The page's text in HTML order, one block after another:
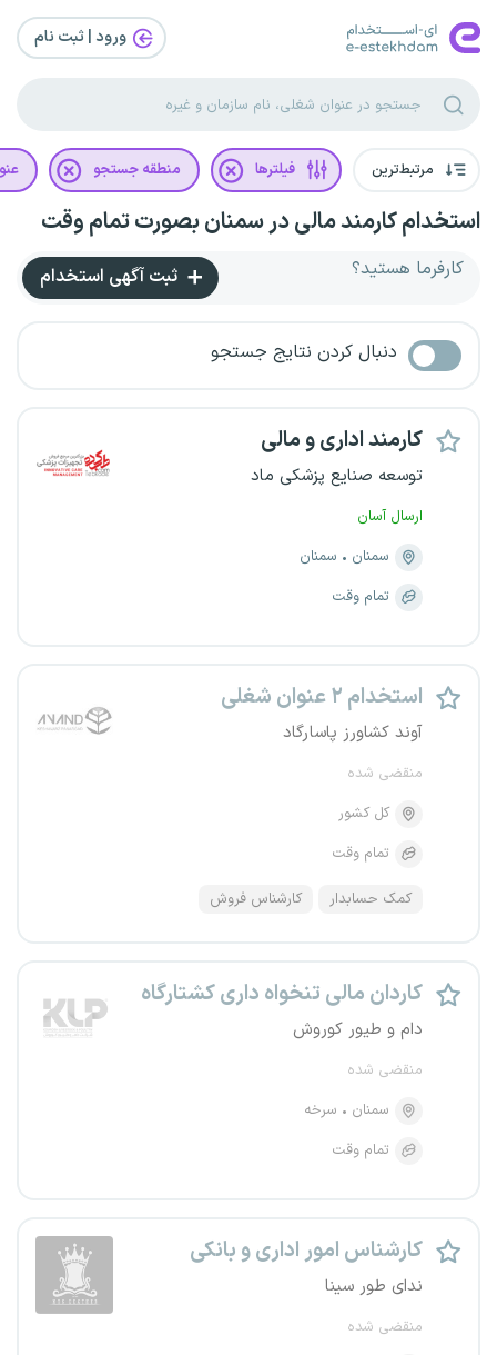
ورود | ثبت‌ نام
مرتبط‌ترین فیلترها منطقه جستجو
استخدام کارمند مالی در سمنان بصورت تمام وقت
کارفرما هستید؟ ثبت آگهی استخدام
دنبال کردن نتایج جستجو
کارمند اداری و مالی
توسعه صنایع پزشکی ماد
ارسال آسان
سمنان
سمنان
تمام وقت
استخدام ۲ عنوان شغلی
آوند کشاورز پاسارگاد
منقضی شده
کل کشور
تمام وقت
کمک حسابدار کارشناس فروش
کاردان مالی تنخواه داری کشتارگاه
دام و طیور کوروش
منقضی شده
سمنان
سرخه
تمام وقت
کارشناس امور اداری و بانکی
ندای طور سینا
منقضی شده